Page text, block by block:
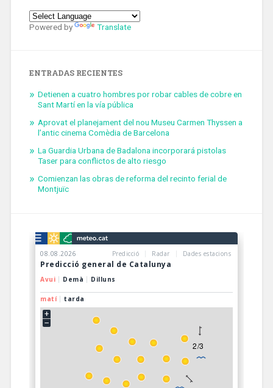
Powered by Translate
ENTRADAS RECIENTES
Detienen a cuatro hombres por robar cables de cobre en
Sant Martí en la vía pública
Aprovat el planejament del nou Museu Carmen Thyssen a
l’antic cinema Comèdia de Barcelona
La Guardia Urbana de Badalona incorporará pistolas
Taser para conflictos de alto riesgo
Comienzan las obras de reforma del recinto ferial de
Montjuïc